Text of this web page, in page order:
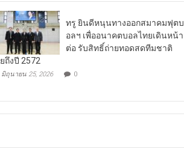
ทรู ยินดีหนุนทางออกสมาคมฟุตบ
อลฯ เพื่ออนาคตบอลไทยเดินหน้า
ต่อ รับสิทธิ์ถ่ายทอดสดทีมชาติ
ถึงปี 2572
มิถุนายน 25, 2026 0